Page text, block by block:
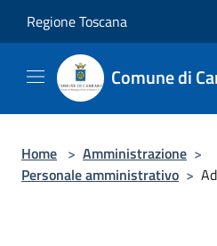
Regione Toscana
Comune di
Home > Amministrazione >
Personale amministrativo >